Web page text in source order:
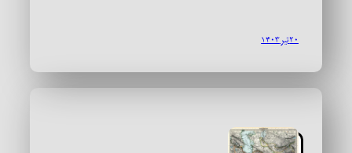
۲۰ تیر ۱۴۰۳